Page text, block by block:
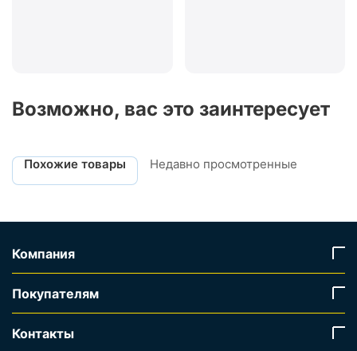
Возможно, вас это заинтересует
Похожие товары Недавно просмотренные
Компания
Покупателям
Контакты